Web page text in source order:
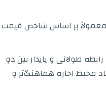
معمولاً بر اساس شاخص قیمت
طولانی و پایدار بین دو
محیط اجاره هماهنگ‌تر و